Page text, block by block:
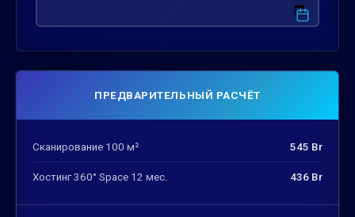
ПРЕДВАРИТЕЛЬНЫЙ РАСЧЁТ
Сканирование 100 м² 545 Br
Хостинг 360° Space 12 мес. 436 Br